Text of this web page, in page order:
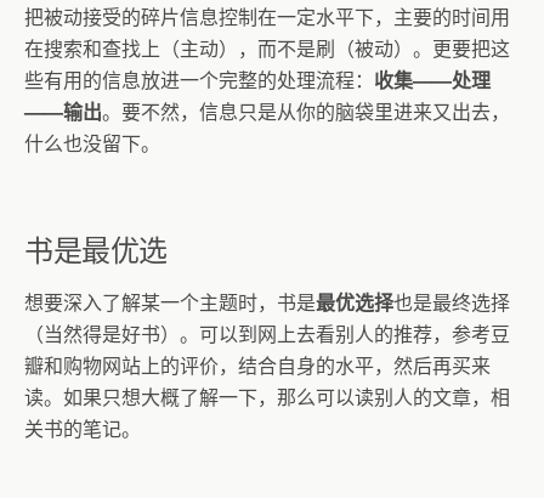
把被动接受的碎片信息控制在一定水平下，主要的时间用
在搜索和查找上（主动），而不是刷（被动）。更要把这
些有用的信息放进一个完整的处理流程： 收集——处理
——输出。要不然，信息只是从你的脑袋里进来又出去，
什么也没留下。
书是最优选
想要深入了解某一个主题时，书是最优选择也是最终选择
（当然得是好书）。可以到网上去看别人的推荐，参考豆
瓣和购物网站上的评价，结合自身的水平，然后再买来
读。如果只想大概了解一下，那么可以读别人的文章，相
关书的笔记。